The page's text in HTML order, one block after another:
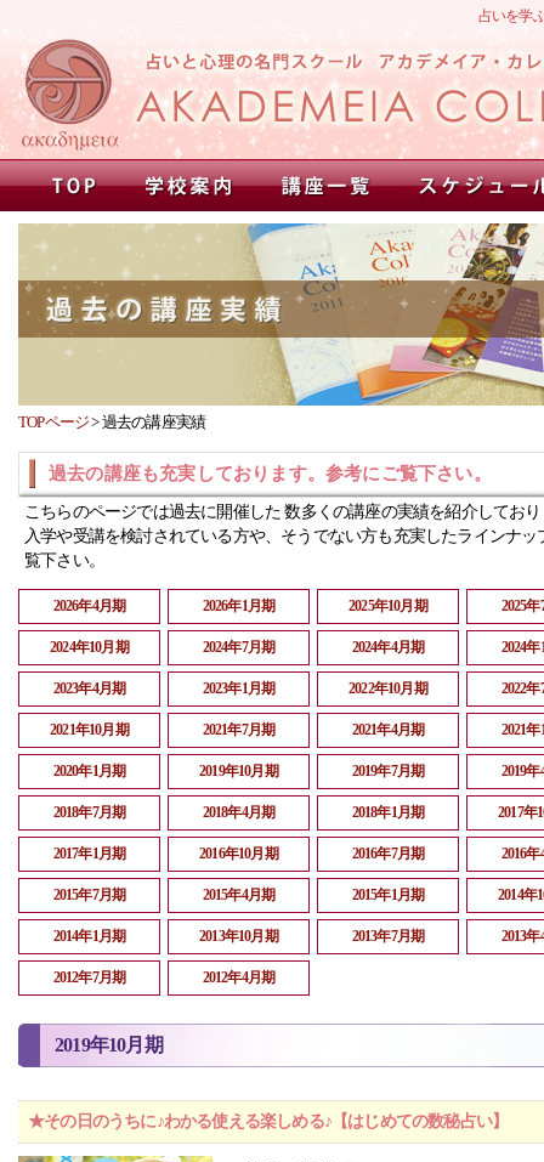
占いを学
TOPページ>過去の講座実績
過去の講座も充実しております。参考にご覧下さい。
こちらのページでは過去に開催した 数多くの講座の実績を紹介してお
入学や受講を検討されている方や、そうでない方も充実したラインナッ
覧下さい。
2026年4月期 2026年1月期 2025年10月期 2025
2024年10月期 2024年7月期 2024年4月期 2024
2023年4月期 2023年1月期 2022年10月期 2022
2021年10月期 2021年7月期 2021年4月期 2021
2020年1月期 2019年10月期 2019年7月期 2019
2018年7月期 2018年4月期 2018年1月期 2017年
2017年1月期 2016年10月期 2016年7月期 2016
2015年7月期 2015年4月期 2015年1月期 2014年
2014年1月期 2013年10月期 2013年7月期 2013
2012年7月期 2012年4月期
2019年10月期
★その日のうちに♪わかる使える楽しめる♪【はじめての数秘占い】